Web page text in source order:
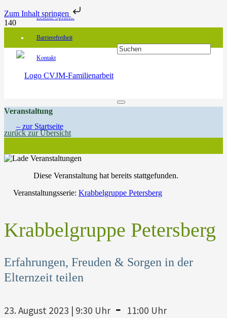
Zum Inhalt springen
Leichte Sprache
Barrierefreiheit
Kontakt
Veranstaltung
zurück zur Übersicht
Diese Veranstaltung hat bereits stattgefunden.
Veranstaltungsserie: Krabbelgruppe Petersberg
Krabbelgruppe Petersberg
Erfahrungen, Freuden & Sorgen in der
Elternzeit teilen
23. August 2023 | 9:30 Uhr - 11:00 Uhr